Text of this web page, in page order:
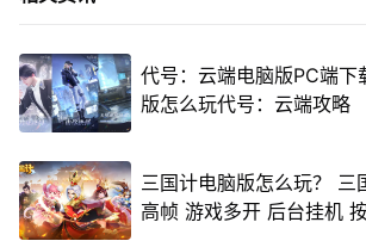
代号：云端电脑版PC端下
版怎么玩代号：云端攻略
三国计电脑版怎么玩？ 三
高帧 游戏多开 后台挂机